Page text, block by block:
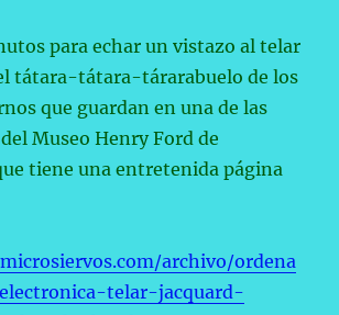
para echar un vistazo al telar
tátara-tátara-tárarabuelo de los
que guardan en una de las
Museo Henry Ford de
tiene una entretenida página
archivo/ordena
telar-jacquard-